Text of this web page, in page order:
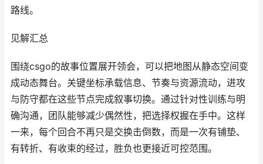
路线。
见解汇总
围绕csgo的故事位置展开领会，可以把地图从静态空间变
成动态舞台。关键坐标承载信息、节奏与资源流动，进攻
与防守都在这些节点完成叙事切换。通过针对性训练与明
确沟通，团队能够减少偶然性，把选择权握在手中。这样
一来，每个回合不再只是交换击倒数，而是一次有铺垫、
有转折、有收束的经过，胜负也更接近可控范围。